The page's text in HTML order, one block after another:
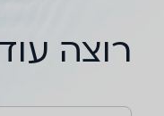
רוצה
שם
הודעה
דוא''ל
טלפון